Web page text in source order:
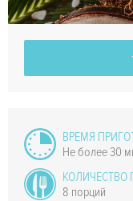
ВРЕМЯ
Не более 30
КОЛИЧЕСТВО
8 порций